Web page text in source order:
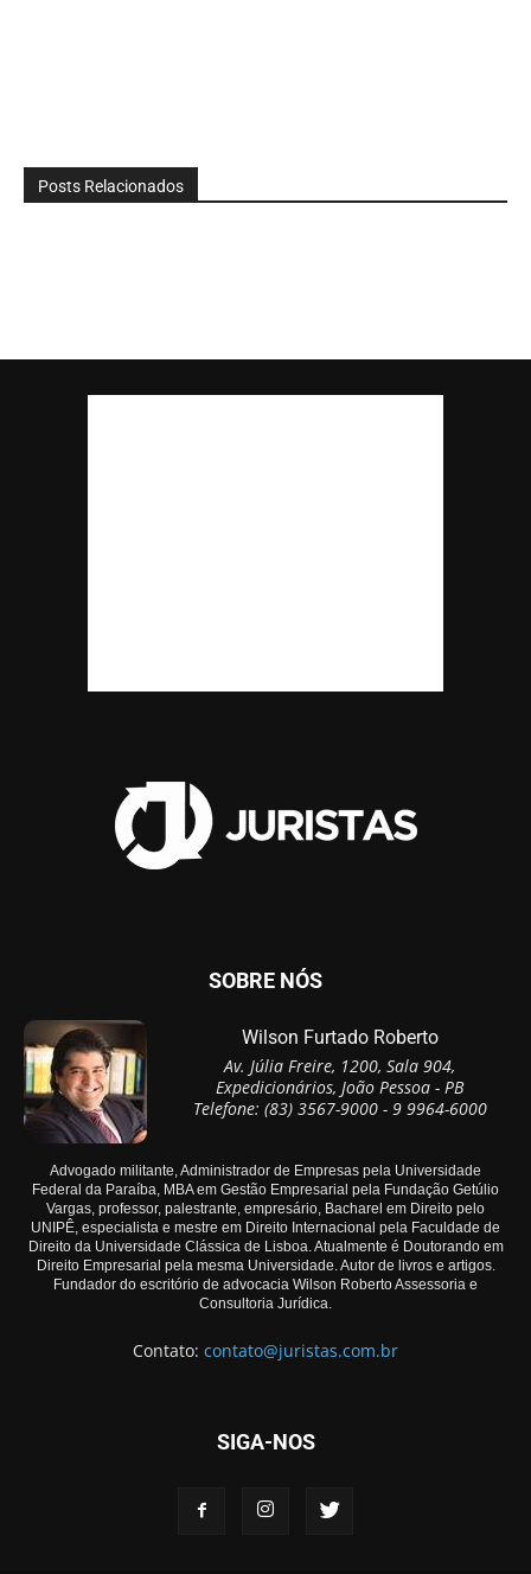
Posts Relacionados
SOBRE NÓS
Wilson Furtado Roberto
Av. Júlia Freire, 1200, Sala 904,
Expedicionários, João Pessoa - PB
Telefone: (83) 3567-9000 - 9 9964-6000
Advogado militante, Administrador de Empresas pela Universidade
Federal da Paraíba, MBA em Gestão Empresarial pela Fundação Getúlio
Vargas, professor, palestrante, empresário, Bacharel em Direito pelo
UNIPÊ, especialista e mestre em Direito Internacional pela Faculdade de
Direito da Universidade Clássica de Lisboa. Atualmente é Doutorando em
Direito Empresarial pela mesma Universidade. Autor de livros e artigos.
Fundador do escritório de advocacia Wilson Roberto Assessoria e
Consultoria Jurídica.
Contato: contato@juristas.com.br
SIGA-NOS